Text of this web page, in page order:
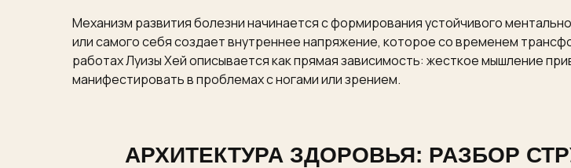
Механизм развития болезни начинается с формирования устойчивого
или самого себя создает внутреннее напряжение, которое со временем
работах Луизы Хей описывается как прямая зависимость: жесткое мышление
манифестировать в проблемах с ногами или зрением.
АРХИТЕКТУРА ЗДОРОВЬЯ: РАЗБОР